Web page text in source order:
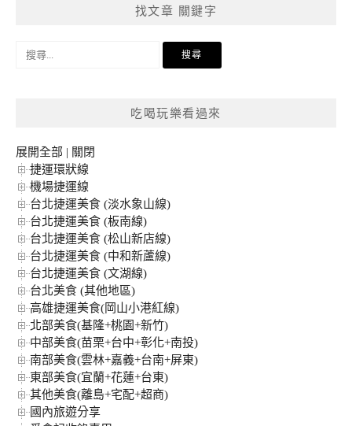
找文章 關鍵字
搜
吃喝玩樂看過來
展開全部 | 關閉
捷運環狀線
機場捷運線
台北捷運美食 (淡水象山線)
台北捷運美食 (板南線)
台北捷運美食 (松山新店線)
台北捷運美食 (中和新蘆線)
台北捷運美食 (文湖線)
台北美食 (其他地區)
高雄捷運美食(岡山小港紅線)
北部美食(基隆+桃園+新竹)
中部美食(苗栗+台中+彰化+南投)
南部美食(雲林+嘉義+台南+屏東)
東部美食(宜蘭+花蓮+台東)
其他美食(離島+宅配+超商)
國內旅遊分享